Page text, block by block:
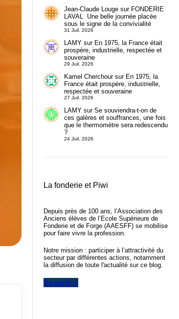
Jean-Claude Lougesur FONDERIE
LAVAL Une belle journée placée
sous le signe de la convivialité
31 Juil. 2026
LAMYsur En 1975, la France était
prospère, industrielle, respectée et
souveraine
29 Juil. 2026
Kamel Cherchoursur En 1975, la
France était prospère, industrielle,
respectée et souveraine
27 Juil. 2026
LAMYsur Se souviendra-t-on de
ces galères et souffrances, une fois
que le thermomètre sera redescendu
?
24 Juil. 2026
La fonderie et Piwi
Depuis près de 100 ans, l’Association des
Anciens élèves de l’Ecole Supérieure de
Fonderie et de Forge (AAESFF) se mobilise
pour faire vivre la profession.
Notre mission : participer à l’attractivité du
secteur par différentes actions, notamment
la diffusion de toute l'actualité sur ce blog.
En savoir +